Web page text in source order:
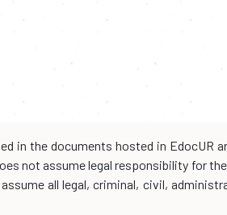
in the documents hosted in
not assume legal responsibility for
all legal, criminal, civil,